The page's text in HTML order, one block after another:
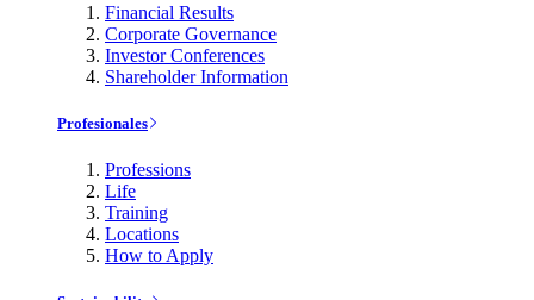
Financial Results
Corporate Governance
Investor Conferences
Shareholder Information
Profesionales
Professions
Life
Training
Locations
How to Apply